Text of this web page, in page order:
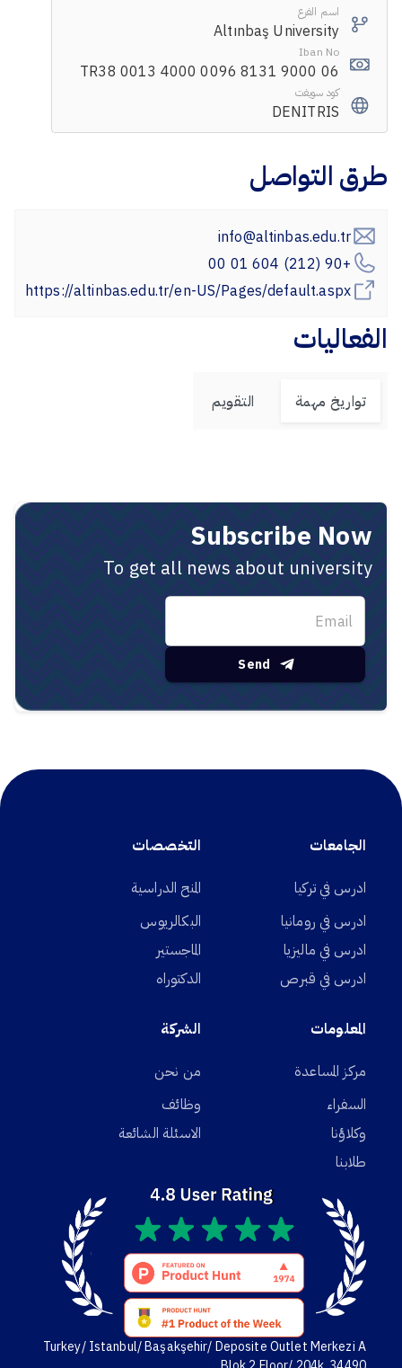
اسم الفرع
Altınbaş University
Iban No
TR38 0013 4000 0096 8131 9000 06
كود سويفت
DENITRIS
طرق التواصل
info@altinbas.edu.tr
+90 (212) 604 01 00
https://altinbas.edu.tr/en-US/Pages/default.aspx
الفعاليات
تواريخ مهمة التقويم
Subscribe Now
To get all news about university
Send
الجامعات
ادرس في تركيا
ادرس في رومانيا
ادرس في ماليزيا
ادرس في قبرص
التخصصات
المنح الدراسية
البكالريوس
الماجستير
الدكتوراه
المعلومات
مركز المساعدة
السفراء
وكلاؤنا
طلابنا
الشركة
من نحن
وظائف
الاسئلة الشائعة
Turkey/ Istanbul/ Başakşehir/ Deposite Outlet Merkezi A